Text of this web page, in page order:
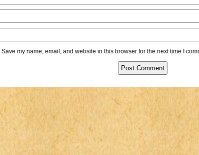
Save my name, email, and website in this browser for the next time I